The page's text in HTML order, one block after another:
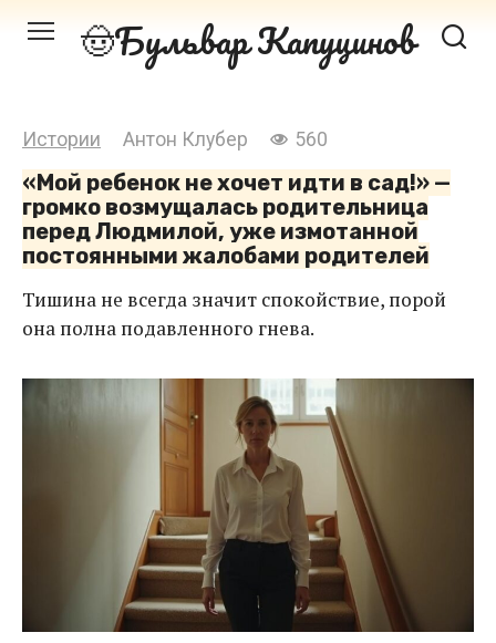
Перейти Бульвар Капуцинов
Истории Антон Клубер 560
«Мой ребенок не хочет идти в сад!» —
громко возмущалась родительница
перед Людмилой, уже измотанной
постоянными жалобами родителей
Тишина не всегда значит спокойствие, порой
она полна подавленного гнева.